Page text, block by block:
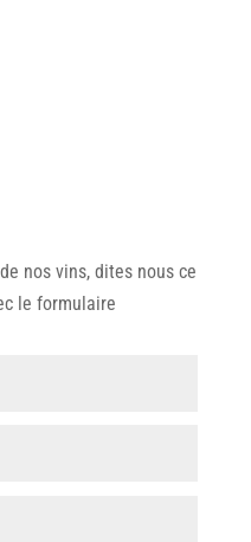
nos vins, dites nous ce
le formulaire